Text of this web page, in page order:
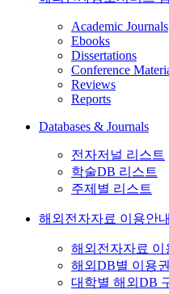
Academic Journals
Ebooks
Dissertations
Conference
Reviews
Reports
Databases & Journals
전자저널 리스트
학술DB 리스트
주제별 리스트
해외전자자료 이용안내
해외전자자료 이
해외DB별 이용
대학별 해외DB